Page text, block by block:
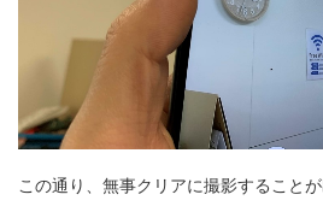
この通り、無事クリアに撮影することが